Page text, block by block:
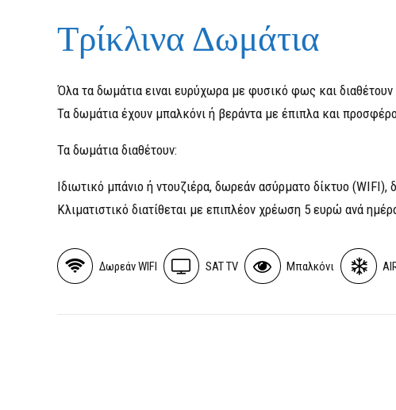
Τρίκλινα Δωμάτια
Όλα τα δωμάτια ειναι ευρύχωρα με φυσικό φως και διαθέτουν
Τα δωμάτια έχουν μπαλκόνι ή βεράντα με έπιπλα και
Τα δωμάτια διαθέτουν:
Ιδιωτικό μπάνιο ή ντουζιέρα, δωρεάν ασύρματο δίκτυο
Κλιματιστικό διατίθεται με επιπλέον χρέωση 5 ευρώ ανά
Δωρεάν WIFI SAT TV Μπαλκόνι